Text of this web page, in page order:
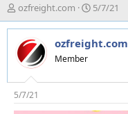
T
h
r
e
a
d
s
t
a
ozfreight.com
N
g
à
y
i
5/7/21
ozfreight.com
Member
5/7/21